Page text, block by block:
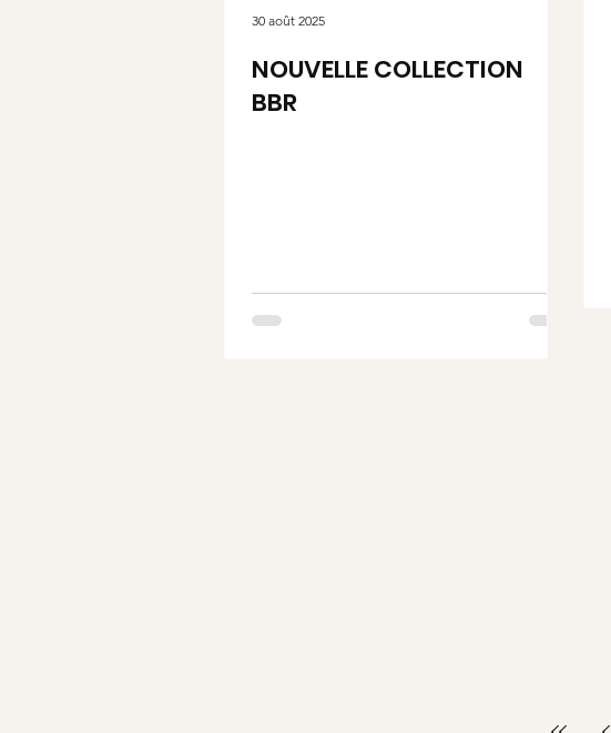
NOUVELLE COLLECTION
BBR
30 août 2025